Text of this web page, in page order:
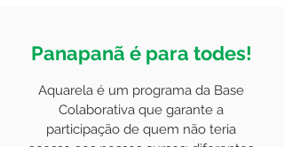
Panapanã é para todes!
Aquarela é um programa da Base
Colaborativa que garante a
participação de quem não teria